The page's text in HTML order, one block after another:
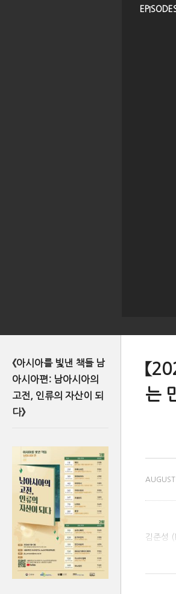
【2020 제1기
과정】 9강. 일본 청
《아시아를 빛낸 책들 남
아시아편: 남아시아의
고전, 인류의 자산이 되
다》
【
는
김준성